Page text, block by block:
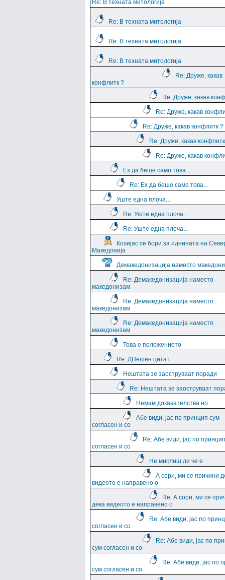
Re: В техната митологија
Re: В техната митологија
Re: В техната митологија
Re: В техната митологија
Re: Друже, какав
конфлитк ?
Re: Друже, какав
Re: Друже, какав
Re: Друже, какав конфлитк ?
Re: Друже, какав
Re: Друже, какав
Ех да беше само това...
Re: Ех да беше само това...
Уште една плоча...
Re: Уште една плоча...
Re: Уште една плоча...
Коѕијас се бори за иднината на
Македонија
Демакедонизација наместо
Re: Демакедонизација наместо
македонизам
Re: Демакедонизација наместо
македонизам
Re: Демакедонизација наместо
македонизам
Това е положението
Re: ДНешен цитат....
Нештата зе заоструваат поради
Re: Нештата зе заоструваат
Немам доказателства но
Абе види, јас по принцип сум
согласен и со
Re: Абе види, јас по
согласен и со
Не мислиш ли че е
А сори, ми се причини
видеото е направено о
Re: А сори, ми се
дека видеото е направено о
Re: Абе види, јас по
согласен и со
Re: Абе види, јас по
сум согласен и со
Re: Абе види, јас по
сум согласен и со